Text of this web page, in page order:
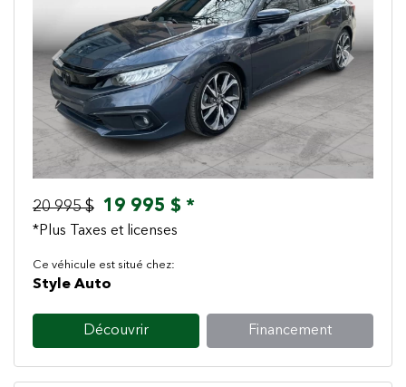
Previous Next
20 995 $ 19 995 $ *
*Plus Taxes et licenses
Ce véhicule est situé chez:
Style Auto
Découvrir Financement